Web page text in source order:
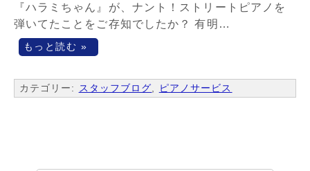
『ハラミちゃん』が、ナント！ストリートピアノを
弾いてたことをご存知でしたか？ 有明…
もっと読む »
カテゴリー: スタッフブログ ピアノサービス